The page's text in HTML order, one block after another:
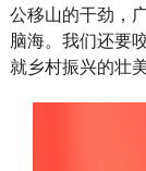
公移山的干劲，
脑海。我们还要
就乡村振兴的壮